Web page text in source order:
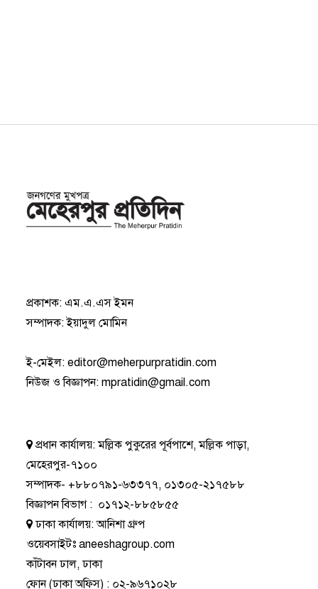
প্রকাশক: এম.এ.এস ইমন
সম্পাদক: ইয়াদুল মোমিন
ই-মেইল:editor@meherpurpratidin.com
নিউজ ও বিজ্ঞাপন:mpratidin@gmail.com
প্রধান কার্যালয়:মল্লিক পুকুরের পূর্বপাশে, মল্লিক পাড়া,
মেহেরপুর-৭১০০
সম্পাদক- +৮৮০৭৯১-৬৩৩৭৭, ০১৩০৫-২১৭৫৮৮
বিজ্ঞাপন বিভাগ: ০১৭১২-৮৮৫৮৫৫
ঢাকা কার্যালয়:আনিশা গ্রুপ
ওয়েবসাইটঃaneeshagroup.com
কাঁটাবন ঢাল, ঢাকা
ফোন(ঢাকা অফিস) : ০২-৯৬৭১০২৮